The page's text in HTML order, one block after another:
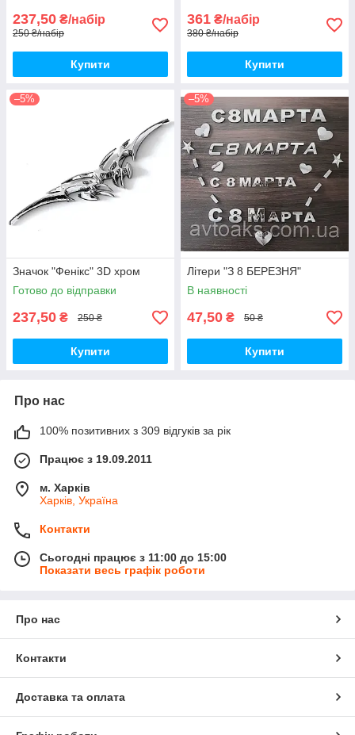
237,50 ₴/набір
250 ₴/набір
Купити
361 ₴/набір
380 ₴/набір
Купити
–5%
Значок "Фенікс" 3D хром
Готово до відправки
237,50 ₴ 250 ₴
Купити
–5%
Літери "З 8 БЕРЕЗНЯ"
В наявності
47,50 ₴ 50 ₴
Купити
Про нас
100% позитивних з 309 відгуків за рік
Працює з 19.09.2011
м. Харків
Харків, Україна
Контакти
Сьогодні працює з 11:00 до 15:00
Показати весь графік роботи
Про нас
Контакти
Доставка та оплата